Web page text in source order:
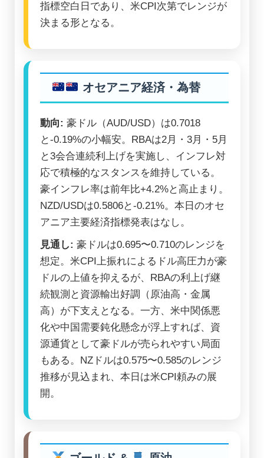
指標空白日であり、米CPI次第でレンジが
決まる形となる。
オセアニア経済・為替
動向: 豪ドル（AUD/USD）は0.7018
と-0.19%の小幅安。RBAは2月・3月・5月
と3会合連続利上げを実施し、インフレ対
応で積極的なスタンスを維持している。
豪インフレ率は前年比+4.2%と高止まり。
NZD/USDは0.5806と-0.21%。本日のオセ
アニア主要経済指標発表はなし。
見通し: 豪ドルは0.695〜0.710のレンジを
想定。米CPI上振れによるドル高圧力が豪
ドルの上値を抑えるが、RBAの利上げ継
続観測と資源輸出好調（原油高・金属
高）が下支えとなる。一方、米中関係悪
化や中国需要鈍化懸念が浮上すれば、資
源通貨として豪ドルが売られやすい局面
もある。NZドルは0.575〜0.585のレンジ
推移が見込まれ、本日は米CPI頼みの展
開。